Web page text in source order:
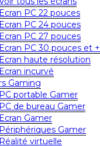
Ecran PC 22 pouces
Ecran PC 24 pouces
Ecran PC 27 pouces
Ecran PC 30 pouces et +
Ecran haute résolution
Ecran incurvé
Gaming
PC portable Gamer
PC de bureau Gamer
Ecran Gamer
Périphériques Gamer
Réalité virtuelle